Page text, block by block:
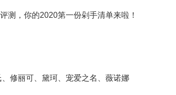
修丽可、黛珂、宠爱之名、薇诺娜